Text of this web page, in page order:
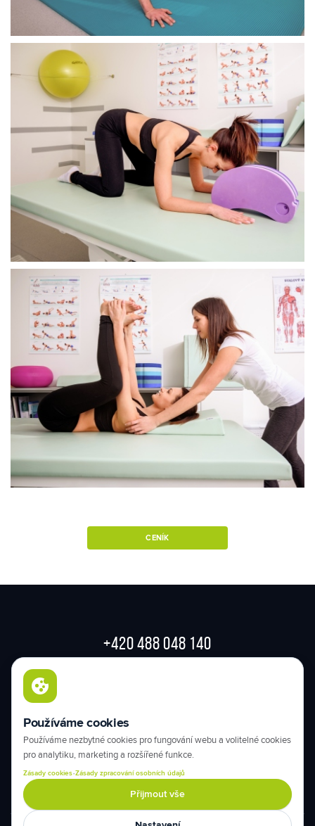
Používáme cookies
Používáme nezbytné cookies pro fungování webu a volitelné cookies
pro analytiku, marketing a rozšířené funkce.
Zásady cookies·Zásady zpracování osobních údajů
Přijmout vše
CENÍK
+420 488 048 140
50.75260139, 15.04965833
KONTAKTUJTE NÁS